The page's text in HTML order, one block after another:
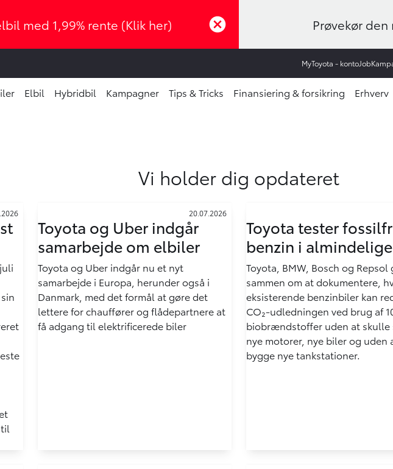
med 1,99% rente (Klik her) Prøvekør
MyToyota - kontoJob
Elbil Hybridbil Kampagner Tips & Tricks Finansiering & forsikring Erhverv
Vi holder dig opdateret
20.07.2026
Toyota og Uber indgår
samarbejde om elbiler
Toyota og Uber indgår nu et nyt
samarbejde i Europa, herunder også i
Danmark, med det formål at gøre det
lettere for chauffører og flådepartnere at
få adgang til elektrificerede biler
Toyota tester
benzin i
Toyota, BMW, Bosch og Repsol
sammen om at dokumentere,
eksisterende benzinbiler kan
CO₂-udledningen ved brug af
biobrændstoffer uden at skulle
nye motorer, nye biler og uden
bygge nye tankstationer.